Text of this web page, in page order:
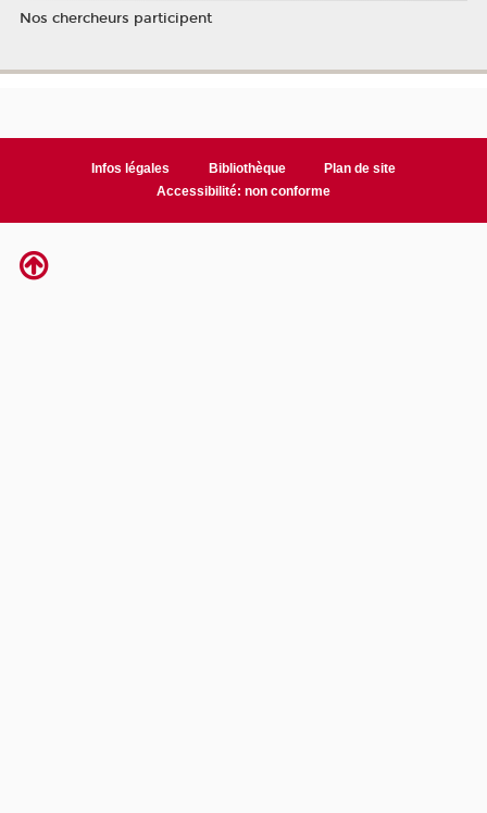
Nos chercheurs participent
Infos légales Bibliothèque
Plan de site
Accessibilité: non conforme